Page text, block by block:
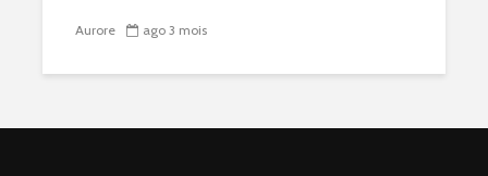
Aurore ago 3 mois